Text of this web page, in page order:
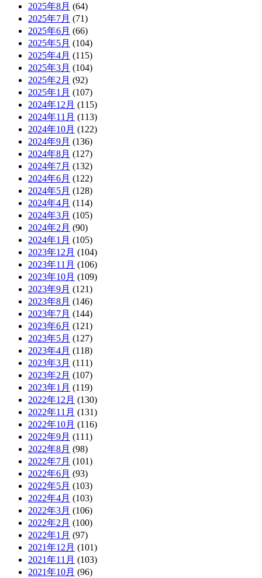
2025年8月 (64)
2025年7月 (71)
2025年6月 (66)
2025年5月 (104)
2025年4月 (115)
2025年3月 (104)
2025年2月 (92)
2025年1月 (107)
2024年12月 (115)
2024年11月 (113)
2024年10月 (122)
2024年9月 (136)
2024年8月 (127)
2024年7月 (132)
2024年6月 (122)
2024年5月 (128)
2024年4月 (114)
2024年3月 (105)
2024年2月 (90)
2024年1月 (105)
2023年12月 (104)
2023年11月 (106)
2023年10月 (109)
2023年9月 (121)
2023年8月 (146)
2023年7月 (144)
2023年6月 (121)
2023年5月 (127)
2023年4月 (118)
2023年3月 (111)
2023年2月 (107)
2023年1月 (119)
2022年12月 (130)
2022年11月 (131)
2022年10月 (116)
2022年9月 (111)
2022年8月 (98)
2022年7月 (101)
2022年6月 (93)
2022年5月 (103)
2022年4月 (103)
2022年3月 (106)
2022年2月 (100)
2022年1月 (97)
2021年12月 (101)
2021年11月 (103)
2021年10月 (96)